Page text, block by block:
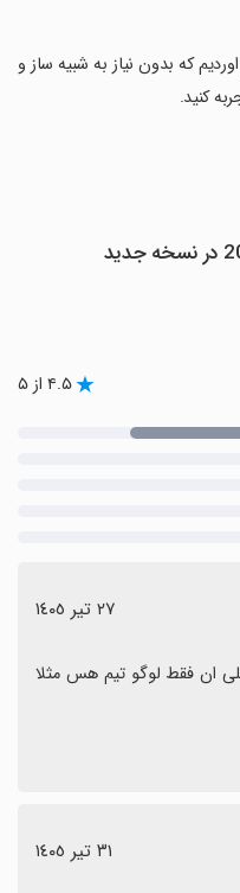
که بدون نیاز به شبیه ساز و
کنید.
۴.۵ از ۵
٢٧ تیر ١٤٠٥
٣١ تیر ١٤٠٥